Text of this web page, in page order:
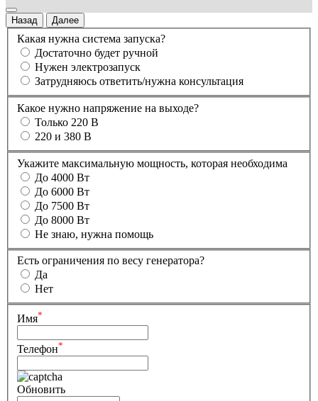
Назад Далее
Какая нужна система запуска?
Достаточно будет ручной
Нужен электрозапуск
Затрудняюсь ответить/нужна консультация
Какое нужно напряжение на выходе?
Только 220 В
220 и 380 В
Укажите максимальную мощность, которая необходима
До 4000 Вт
До 6000 Вт
До 7500 Вт
До 8000 Вт
Не знаю, нужна помощь
Есть ограничения по весу генератора?
Да
Нет
Имя*
Телефон*
Обновить